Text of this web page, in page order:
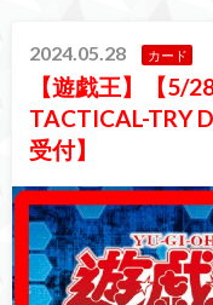
2024.05.28 カード
【遊戯王】【5/
TACTICAL-TRY
受付】